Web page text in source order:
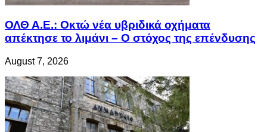
ΟΛΘ Α.Ε.: Οκτώ νέα υβριδικά οχήματα
απέκτησε το λιμάνι – Ο στόχος της επένδυσης
August 7, 2026